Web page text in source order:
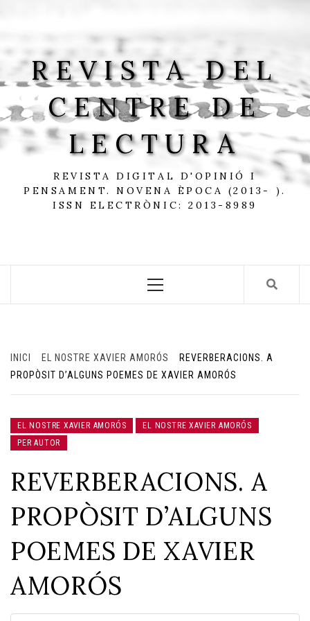
REVISTA DEL
CENTRE DE
LECTURA
REVISTA DIGITAL D'OPINIÓ I
PENSAMENT. NOVENA ÈPOCA (2013- ).
ISSN ELECTRÒNIC: 2013-8989
Menu
INICI EL NOSTRE XAVIER AMORÓS
REVERBERACIONS. A
PROPÒSIT D’ALGUNS POEMES DE XAVIER AMORÓS
EL NOSTRE XAVIER AMORÓS
EL NOSTRE XAVIER AMORÓS
PER AUTOR
REVERBERACIONS. A
PROPÒSIT D’ALGUNS
POEMES DE XAVIER
AMORÓS